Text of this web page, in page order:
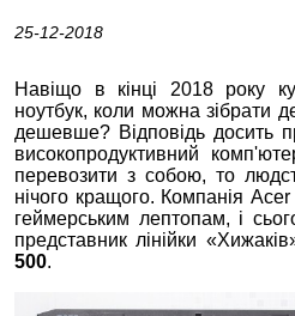
25-12-2018
Навіщо в кінці 2018 року
ноутбук, коли можна зібрати
дешевше? Відповідь досить
високопродуктивний
перевозити з собою, то
нічого кращого. Компанія
геймерським лептопам, і
представник лінійки
500.